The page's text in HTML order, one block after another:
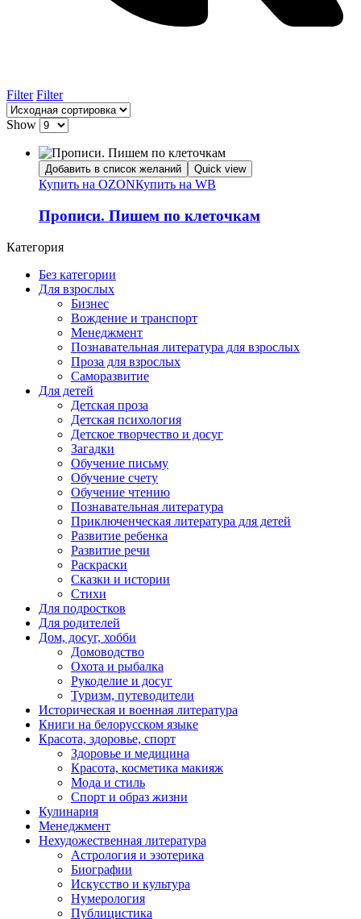
Filter Filter
Show
Добавить в список желаний Quick view
Купить на OZONКупить на WB
Прописи. Пишем по клеточкам
Категория
Без категории
Для взрослых
Бизнес
Вождение и транспорт
Менеджмент
Познавательная литература для взрослых
Проза для взрослых
Саморазвитие
Для детей
Детская проза
Детская психология
Детское творчество и досуг
Загадки
Обучение письму
Обучение счету
Обучение чтению
Познавательная литература
Приключенческая литература для детей
Развитие ребенка
Развитие речи
Раскраски
Сказки и истории
Стихи
Для подростков
Для родителей
Дом, досуг, хобби
Домоводство
Охота и рыбалка
Рукоделие и досуг
Туризм, путеводители
Историческая и военная литература
Книги на белорусском языке
Красота, здоровье, спорт
Здоровье и медицина
Красота, косметика макияж
Мода и стиль
Спорт и образ жизни
Кулинария
Менеджмент
Нехудожественная литература
Астрология и эзотерика
Биографии
Искусство и культура
Нумерология
Публицистика